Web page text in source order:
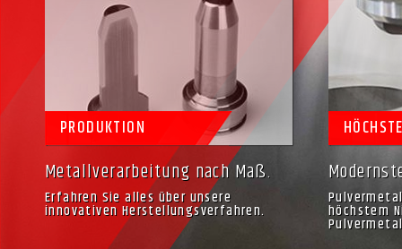
PRODUKTION
Metallverarbeitung nach Maß.
Erfahren Sie alles über unsere
innovativen Herstellungsverfahren. höchstem